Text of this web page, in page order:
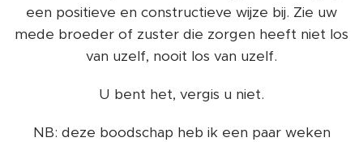
een positieve en constructieve wijze bij. Zie uw
mede broeder of zuster die zorgen heeft niet los
van uzelf, nooit los van uzelf.
U bent het, vergis u niet.
NB: deze boodschap heb ik een paar weken